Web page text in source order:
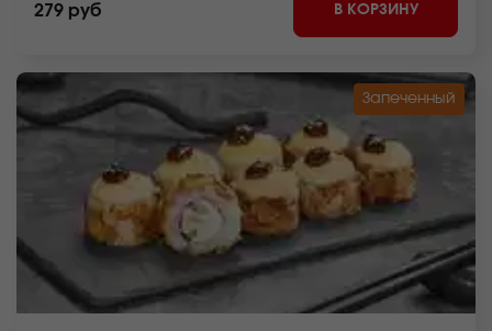
279 руб В КОРЗИНУ
Запеченный